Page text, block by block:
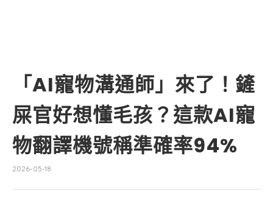
「AI寵物溝通師」來了！鏟
屎官好想懂毛孩？這款AI寵
物翻譯機號稱準確率94%
2026-05-18